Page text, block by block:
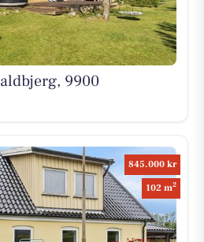
9900
845.000 kr
102 m2